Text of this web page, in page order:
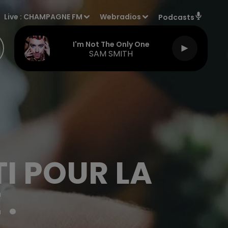
Live : CHAMPAGNE FM Webradios Podcasts
I'm Not The Only One
SAM SMITH
POUR LA
.